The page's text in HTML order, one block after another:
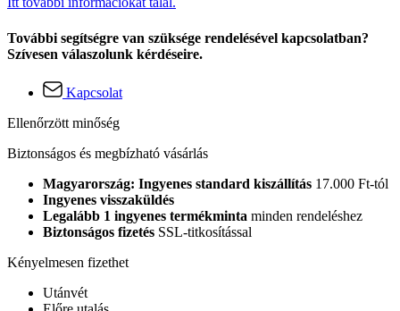
További segítségre van szüksége rendelésével kapcsolatban?
Szívesen válaszolunk kérdéseire.
Kapcsolat
Ellenőrzött minőség
Biztonságos és megbízható vásárlás
Magyarország: Ingyenes standard kiszállítás 17.000 Ft-tól
Ingyenes visszaküldés
Legalább 1 ingyenes termékminta minden rendeléshez
Biztonságos fizetés SSL-titkosítással
Kényelmesen fizethet
Utánvét